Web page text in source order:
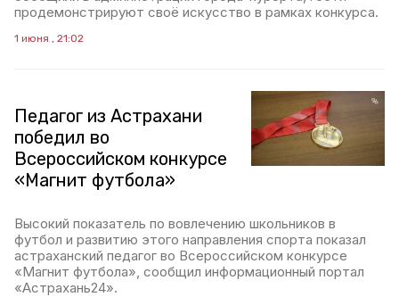
продемонстрируют своё искусство в рамках конкурса.
1 июня , 21:02
Педагог из Астрахани
победил во
Всероссийском конкурсе
«Магнит футбола»
Высокий показатель по вовлечению школьников в
футбол и развитию этого направления спорта показал
астраханский педагог во Всероссийском конкурсе
«Магнит футбола», сообщил информационный портал
«Астрахань24».